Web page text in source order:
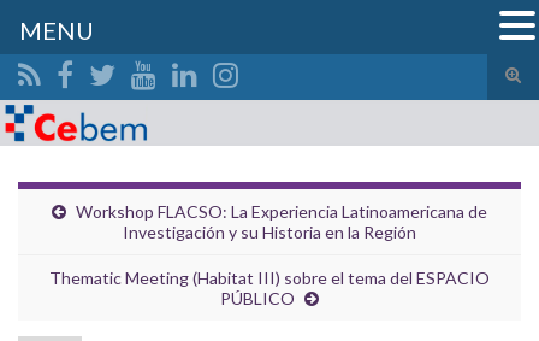
el
Search for:
Workshop FLACSO: La Experiencia Latinoamericana de
Investigación y su Historia en la Región
Thematic Meeting (Habitat III) sobre el tema del ESPACIO
PÚBLICO
MENU